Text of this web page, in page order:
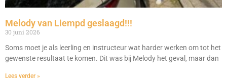
Melody van Liempd geslaagd!!!
30 juni 2026
Soms moet je als leerling en instructeur wat harder werken om tot het
gewenste resultaat te komen. Dit was bij Melody het geval, maar dan
Lees verder »